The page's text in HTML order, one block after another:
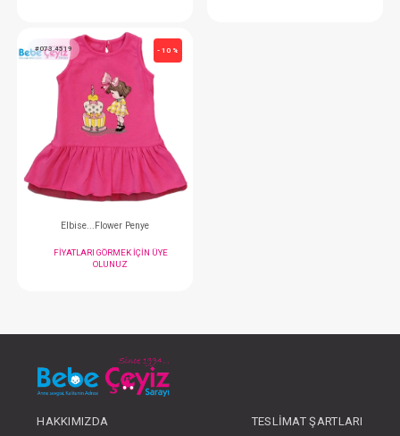
Elbise...Empirme Penye
FIYATLARI GÖRMEK IÇIN ÜYE
OLUNUZ
#073.4519
Elbise...Flower Penye
FIYATLARI GÖRMEK IÇIN ÜYE
HAKKIMIZDA
TESLIMAT ŞARTLARI